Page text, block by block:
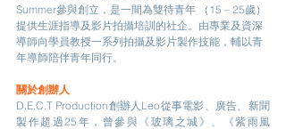
Summer參與創立，是一間為雙待青年 （15 – 25歲）
提供生涯指導及影片拍攝培訓的社企。由專業及資深
導師向學員教授一系列拍攝及影片製作技能，輔以青
年導師陪伴青年同行。
關於創辦人
D.E.C.T Production創辦人Leo​從事電影、廣告、新聞
製作超過25年，曾參與《玻璃之城》、《紫雨風